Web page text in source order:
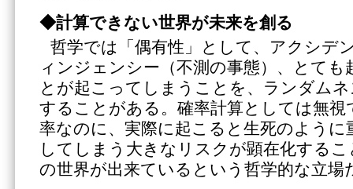
◆計算できない世界が未来を創る
哲学では「偶有性」として、アクシデ
ィンジェンシー（不測の事態）、とて
とが起こってしまうことを、ランダム
することがある。確率計算としては無
率なのに、実際に起こると生死のように
してしまう大きなリスクが顕在化する
の世界が出来ているという哲学的な立場